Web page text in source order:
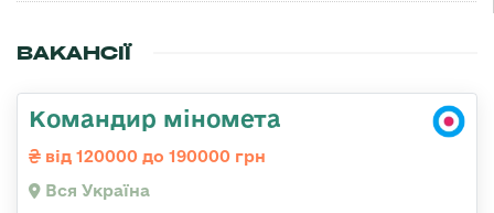
ВАКАНСІЇ
Командир міномета
від 120000 до 190000 грн
Вся Україна